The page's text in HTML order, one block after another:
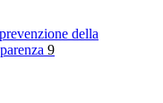
della
9